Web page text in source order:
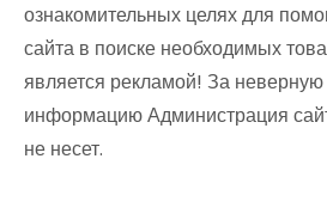
ознакомительных целях для
сайта в поиске необходимых
является рекламой! За
информацию Администрация
не несет.